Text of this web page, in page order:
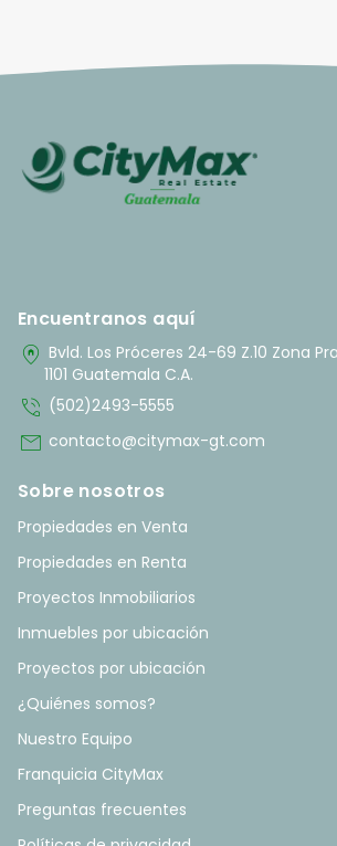
Encuentranos aquí
home_pin Bvld. Los Próceres 24-69 Z.10 Zona
1101 Guatemala C.A.
phone_in_talk (502)2493-5555
mail contacto@citymax-gt.com
Sobre nosotros
Propiedades en Venta
Propiedades en Renta
Proyectos Inmobiliarios
Inmuebles por ubicación
Proyectos por ubicación
¿Quiénes somos?
Nuestro Equipo
Franquicia CityMax
Preguntas frecuentes